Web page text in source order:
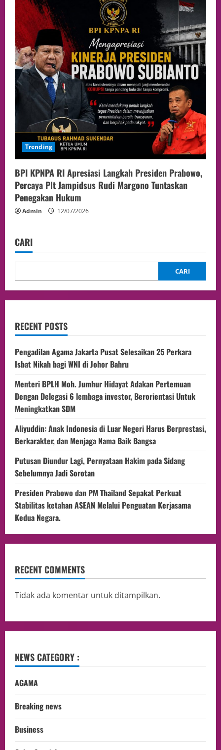
Trending
BPI KPNPA RI Apresiasi Langkah Presiden Prabowo,
Percaya Plt Jampidsus Rudi Margono Tuntaskan
Penegakan Hukum
Admin 12/07/2026
CARI
CARI
RECENT POSTS
Pengadilan Agama Jakarta Pusat Selesaikan 25 Perkara
Isbat Nikah bagi WNI di Johor Bahru
Menteri BPLH Moh. Jumhur Hidayat Adakan Pertemuan
Dengan Delegasi 6 lembaga investor, Berorientasi Untuk
Meningkatkan SDM
Aliyuddin: Anak Indonesia di Luar Negeri Harus Berprestasi,
Berkarakter, dan Menjaga Nama Baik Bangsa
Putusan Diundur Lagi, Pernyataan Hakim pada Sidang
Sebelumnya Jadi Sorotan
Presiden Prabowo dan PM Thailand Sepakat Perkuat
Stabilitas ketahan ASEAN Melalui Penguatan Kerjasama
Kedua Negara.
RECENT COMMENTS
Tidak ada komentar untuk ditampilkan.
NEWS CATEGORY :
AGAMA
Breaking news
Business